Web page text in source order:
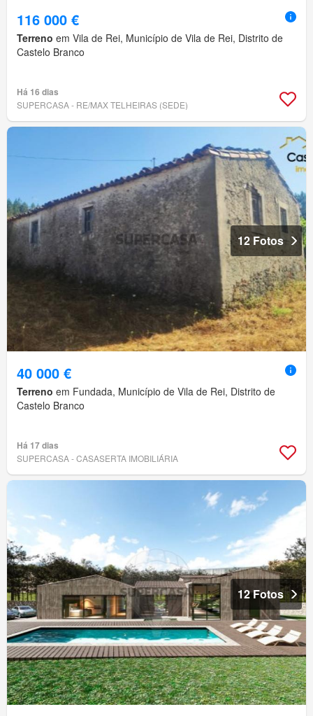
116 000 €
Terreno em Vila de Rei, Município de Vila de Rei, Distrito de
Castelo Branco
Há 16 dias
SUPERCASA - RE/MAX TELHEIRAS (SEDE)
12 Fotos
40 000 €
Terreno em Fundada, Município de Vila de Rei, Distrito de
Castelo Branco
Há 17 dias
SUPERCASA - CASASERTA IMOBILIÁRIA
12 Fotos